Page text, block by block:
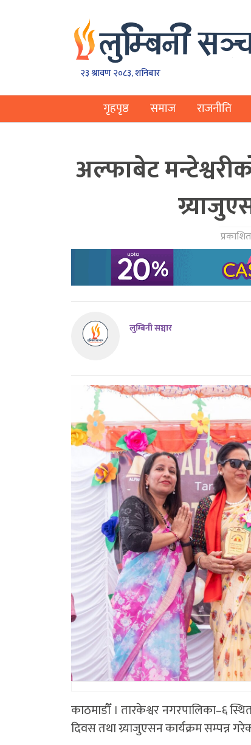
२३ श्रावण २०८३, शनिबार
गृहपृष्ठ समाज राजनीति
अल्फाबेट
लुम्बिनी सञ्चार
काठमाडौँ । तारकेश्वर नगरपालिका–६
दिवस तथा ग्र्याजुएसन कार्यक्रम सम्पन्न